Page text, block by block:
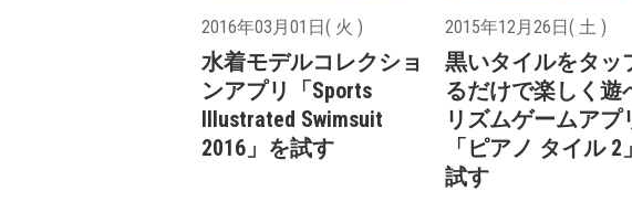
2016年03月01日( 火 )
水着モデルコレクショ
ンアプリ「Sports
Illustrated Swimsuit
2016」を試す
2015年12月26日( 土 )
黒いタイルをタッ
るだけで楽しく遊
リズムゲームアプ
「ピアノ タイル 2
試す